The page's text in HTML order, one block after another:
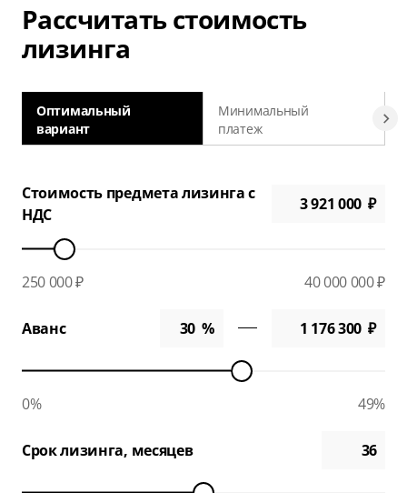
Рассчитать стоимость
лизинга
Оптимальный
вариант
Минимальный
платеж
Стоимость предмета лизинга с
НДС
250 000 ₽ 40 000 000 ₽
Аванс
0% 49%
Срок лизинга, месяцев